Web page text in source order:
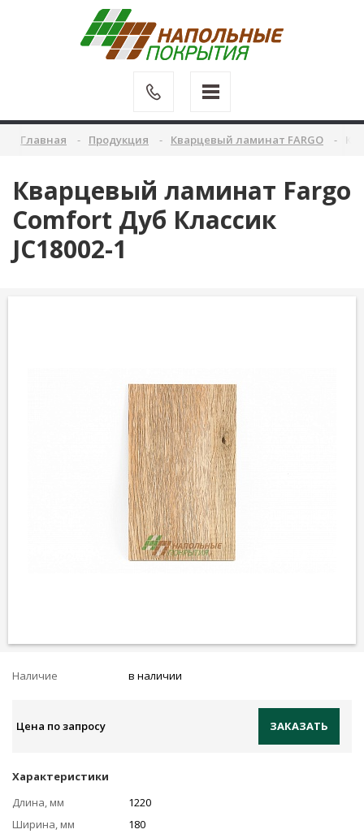
Главная Продукция Кварцевый ламинат FARGO
Кварцевый ламинат Fargo
Comfort Дуб Классик
JC18002-1
Наличие в наличии
Цена по запросу ЗАКАЗАТЬ
Характеристики
Длина, мм
1220
Ширина, мм
180